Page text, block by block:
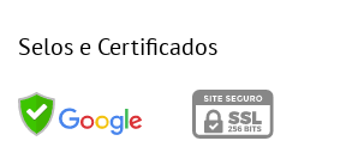
Selos e Certificados